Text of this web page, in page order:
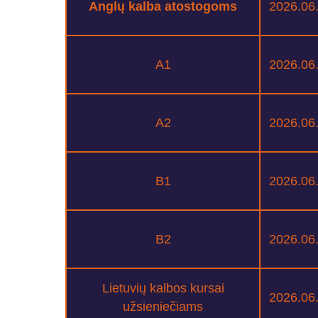
Anglų kalba atostogoms
A1
A2
B1
B2
Lietuvių kalbos kursai
užsieniečiams